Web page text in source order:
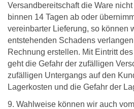
Versandbereitschaft die Ware
binnen 14 Tagen ab oder
vereinbarter Lieferung, so können
entstehenden Schadens
Rechnung erstellen. Mit Eintritt
geht die Gefahr der zufälligen
zufälligen Untergangs auf den
Lagerkosten und die Gefahr der
9. Wahlweise können wir auch